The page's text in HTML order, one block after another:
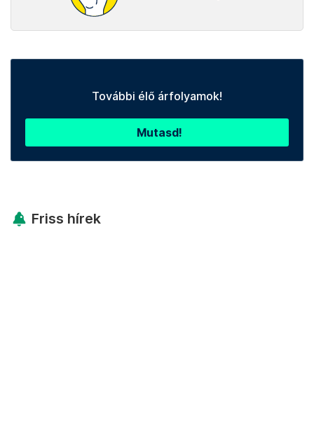
További élő árfolyamok!
Mutasd!
Friss hírek